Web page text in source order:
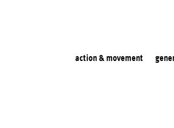
action & movement